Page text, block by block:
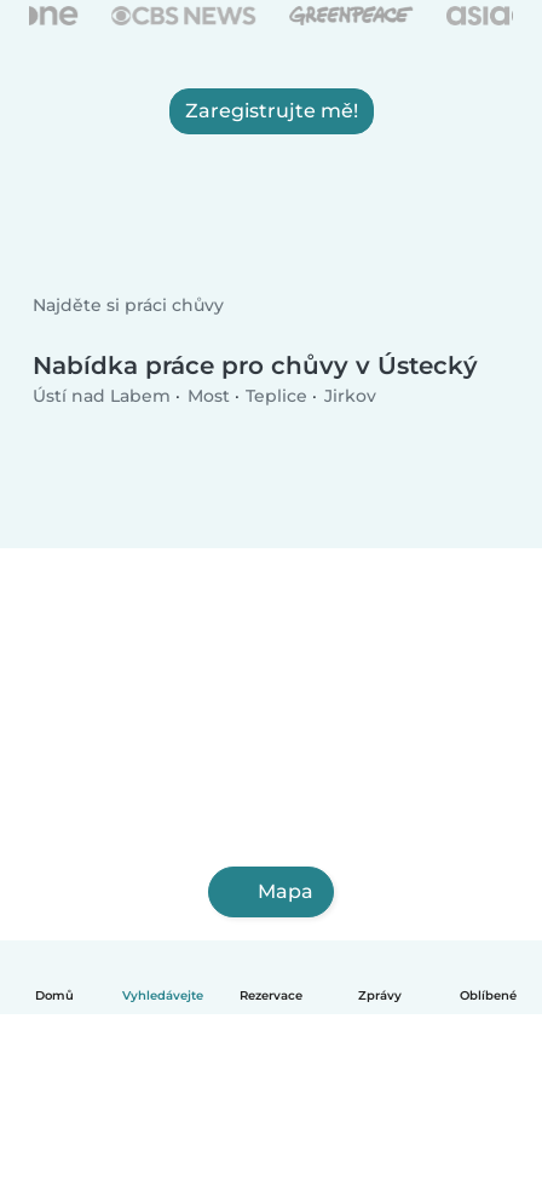
Domů Vyhledávejte Rezervace Zprávy Oblíbené
Zaregistrujte mě!
Najděte si práci chůvy
Nabídka práce pro chůvy v Ústecký
Ústí nad Labem Most Teplice Jirkov
Mapa